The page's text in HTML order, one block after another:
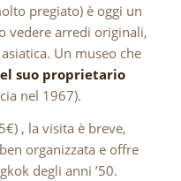
pregiato) è oggi un
vedere arredi originali,
Un museo che
suo proprietario
nel 1967).
, la visita è breve,
organizzata e offre
degli anni ’50.